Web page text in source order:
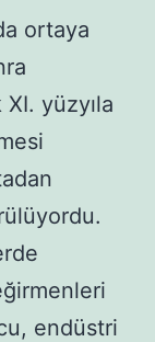
ortaya
XI. yüzyıla
endüstri